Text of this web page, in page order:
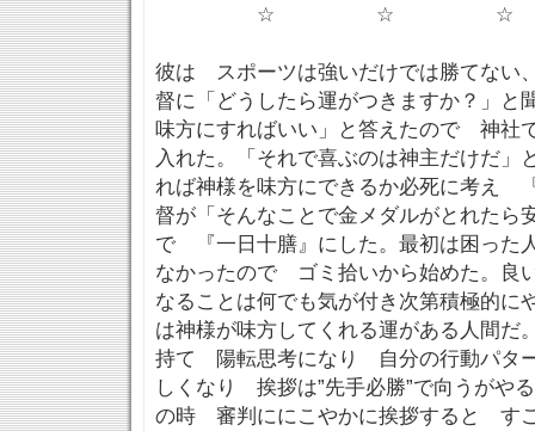
☆ ☆ ☆
彼は スポーツは強いだけでは勝てない
督に「どうしたら運がつきますか？」と
味方にすればいい」と答えたので 神社
入れた。「それで喜ぶのは神主だけだ
れば神様を味方にできるか必死に考え
督が「そんなことで金メダルがとれたら
で 『一日十膳』にした。最初は困った
なかったので ゴミ拾いから始めた。良
なることは何でも気が付き次第積極的に
は神様が味方してくれる運がある人間だ
持て 陽転思考になり 自分の行動パタ
しくなり 挨拶は”先手必勝”で向うがや
の時 審判ににこやかに挨拶すると す